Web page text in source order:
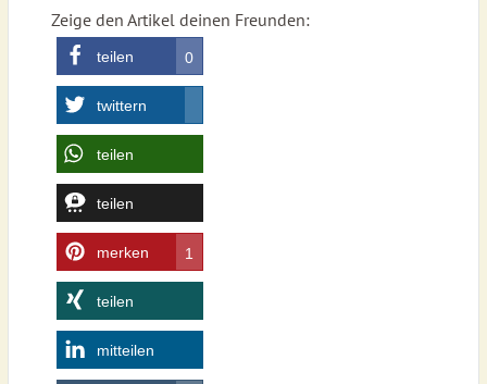
Zeige den Artikel deinen Freunden:
teilen 0
twittern
teilen
teilen
merken 1
teilen
mitteilen